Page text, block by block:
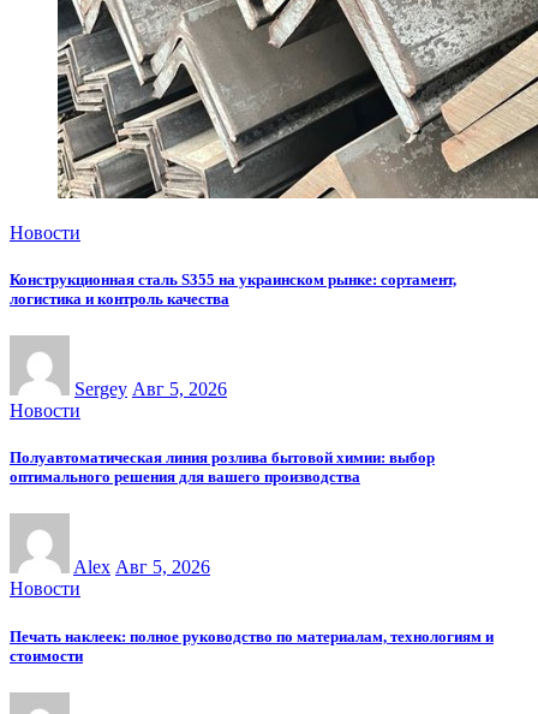
Новости
Конструкционная сталь S355 на украинском рынке: сортамент,
логистика и контроль качества
Sergey Авг 5, 2026
Новости
Полуавтоматическая линия розлива бытовой химии: выбор
оптимального решения для вашего производства
Alex Авг 5, 2026
Новости
Печать наклеек: полное руководство по материалам, технологиям и
стоимости